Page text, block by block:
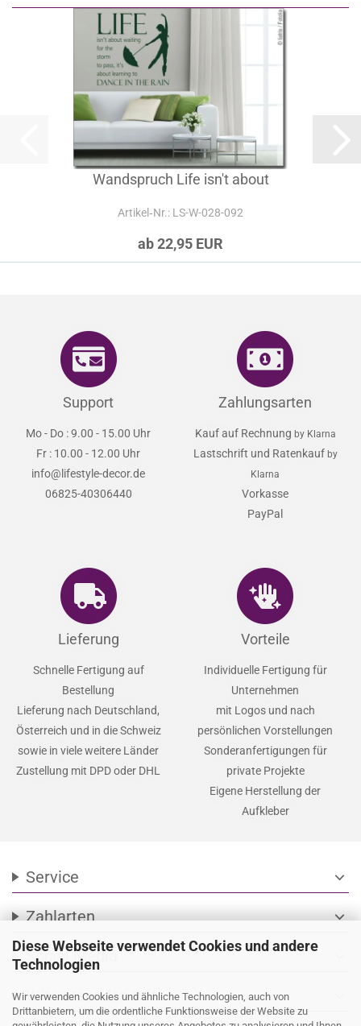
Diese Webseite verwendet Cookies und andere
Technologien
Wir verwenden Cookies und ähnliche Technologien, auch von
Drittanbietern, um die ordentliche Funktionsweise der Website zu
Wandspruch Life isn't about
Artikel‑Nr.: LS-W-028-092
ab 22,95 EUR
Support
Mo - Do : 9.00 - 15.00 Uhr
Fr : 10.00 - 12.00 Uhr
info@lifestyle-decor.de
06825-40306440
Zahlungsarten
Kauf auf Rechnung by Klarna
Lastschrift und Ratenkauf by
Klarna
Vorkasse
PayPal
Lieferung
Schnelle Fertigung auf
Bestellung
Lieferung nach Deutschland,
Österreich und in die Schweiz
sowie in viele weitere Länder
Zustellung mit DPD oder DHL
Vorteile
Individuelle Fertigung für
Unternehmen
mit Logos und nach
persönlichen Vorstellungen
Sonderanfertigungen für
private Projekte
Eigene Herstellung der
Aufkleber
Service expand_more
Zahlarten expand_more
Social Media
Wir versenden mit